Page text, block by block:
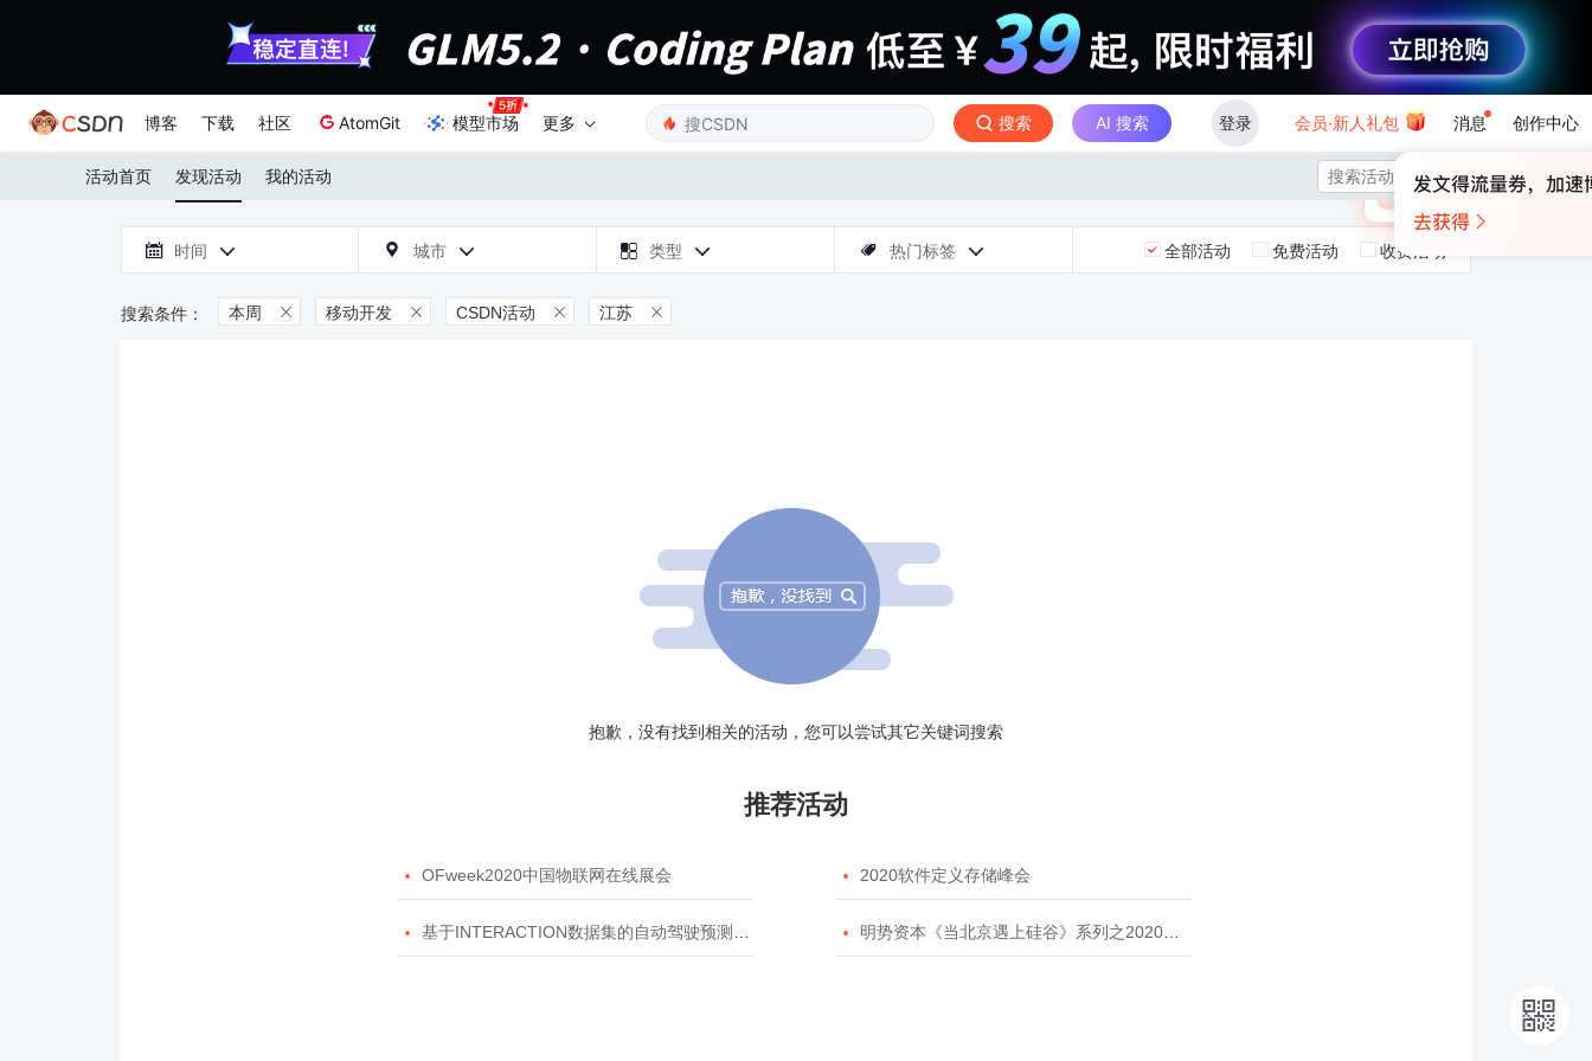
博客 下载 社区 AtomGit 模型市场 更多 搜索 AI 搜索 登录 会员·新人礼包 消息 创作中心
×
🎁
未登录
￥30
活动首页 发现活动 我的活动 
 时间   城市   类型   热门标签  全部活动 免费活动 收费活动
本周  移动开发  CSDN活动  江苏 
抱歉，没有找到相关的活动，您可以尝试其它关键词搜索
推荐活动
 OFweek2020中国物联网在线展会  2020软件定义存储峰会
 基于INTERACTION数据集的自动驾驶预测模型挑战赛  明势资本《当北京遇上硅谷》系列之2020年度开源峰会
